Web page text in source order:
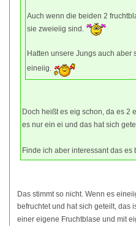
Auch wenn die beiden 2
sie zweieiig sind.
Hatten unsere Jungs auch aber
eineiig.
Doch heißt es eig schon, da es 2
es nur ein ei und das hat sich
Finde ich aber interessant das es
Das stimmt so nicht. Wenn es
befruchtet und hat sich geteilt, das
einer eigene Fruchtblase und mit